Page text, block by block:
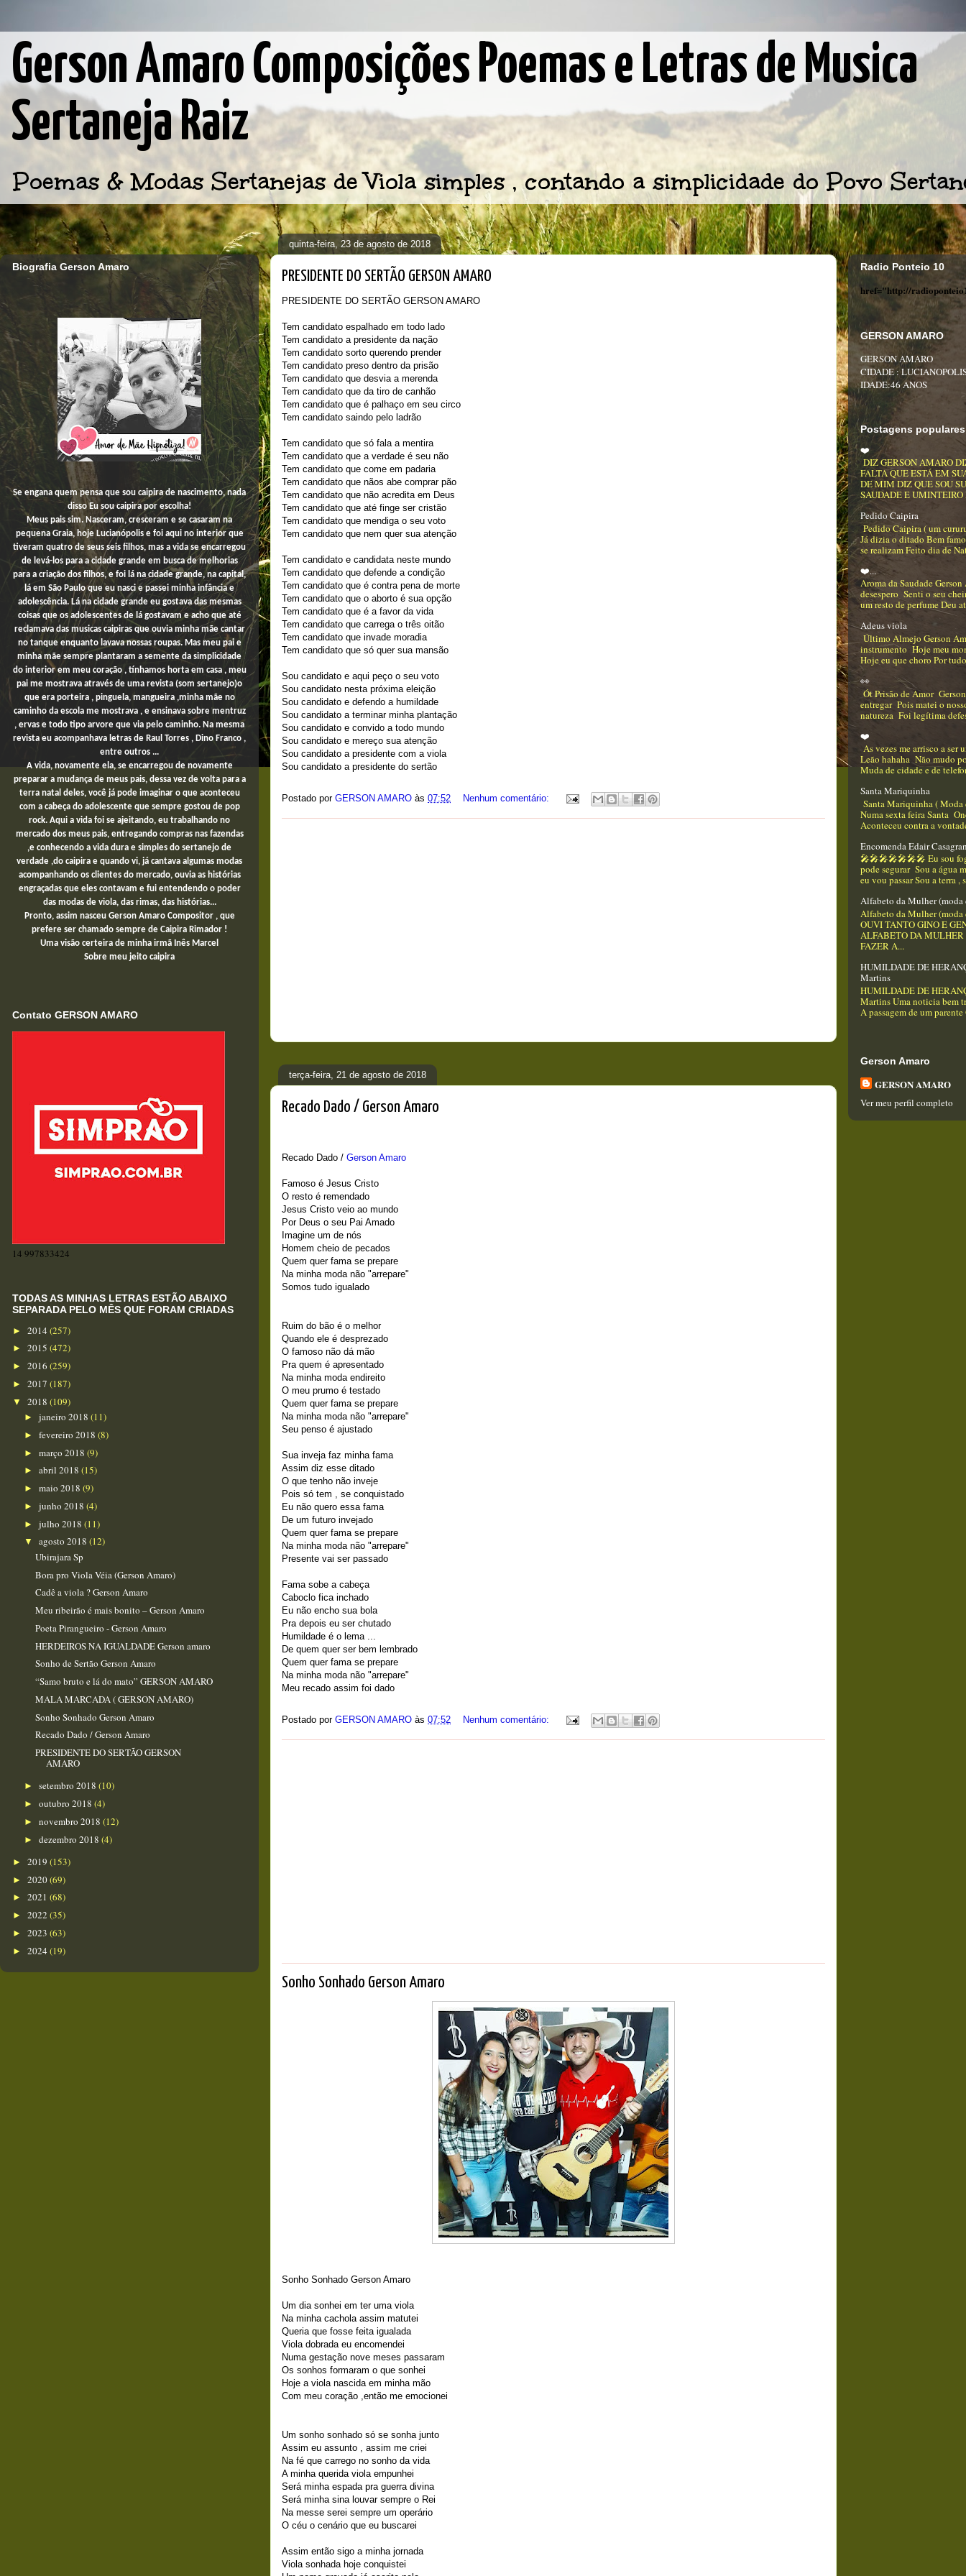
Gerson Amaro Composições Poemas e Letras de Musica
Sertaneja Raiz
Poemas & Modas Sertanejas de Viola simples , contando a simplicidade do Povo
quinta-feira, 23 de agosto de 2018
PRESIDENTE DO SERTÃO GERSON AMARO
PRESIDENTE DO SERTÃO GERSON AMARO
Tem candidato espalhado em todo lado
Tem candidato a presidente da nação
Tem candidato sorto querendo prender
Tem candidato preso dentro da prisão
Tem candidato que desvia a merenda
Tem candidato que da tiro de canhão
Tem candidato que é palhaço em seu circo
Tem candidato saindo pelo ladrão
Tem candidato que só fala a mentira
Tem candidato que a verdade é seu não
Tem candidato que come em padaria
Tem candidato que nãos abe comprar pão
Tem candidato que não acredita em Deus
Tem candidato que até finge ser cristão
Tem candidato que mendiga o seu voto
Tem candidato que nem quer sua atenção
Tem candidato e candidata neste mundo
Tem candidato que defende a condição
Tem candidato que é contra pena de morte
Tem candidato que o aborto é sua opção
Tem candidato que é a favor da vida
Tem candidato que carrega o três oitão
Tem candidato que invade moradia
Tem candidato que só quer sua mansão
Sou candidato e aqui peço o seu voto
Sou candidato nesta próxima eleição
Sou candidato e defendo a humildade
Sou candidato a terminar minha plantação
Sou candidato e convido a todo mundo
Sou candidato e mereço sua atenção
Sou candidato a presidente com a viola
Sou candidato a presidente do sertão
Postado por GERSON AMARO às 07:52 Nenhum comentário:
terça-feira, 21 de agosto de 2018
Recado Dado / Gerson Amaro
Recado Dado / Gerson Amaro
Famoso é Jesus Cristo
O resto é remendado
Jesus Cristo veio ao mundo
Por Deus o seu Pai Amado
Imagine um de nós
Homem cheio de pecados
Quem quer fama se prepare
Na minha moda não "arrepare"
Somos tudo igualado
Ruim do bão é o melhor
Quando ele é desprezado
O famoso não dá mão
Pra quem é apresentado
Na minha moda endireito
O meu prumo é testado
Quem quer fama se prepare
Na minha moda não "arrepare"
Seu penso é ajustado
Sua inveja faz minha fama
Assim diz esse ditado
O que tenho não inveje
Pois só tem , se conquistado
Eu não quero essa fama
De um futuro invejado
Quem quer fama se prepare
Na minha moda não "arrepare"
Presente vai ser passado
Fama sobe a cabeça
Caboclo fica inchado
Eu não encho sua bola
Pra depois eu ser chutado
Humildade é o lema ...
De quem quer ser bem lembrado
Quem quer fama se prepare
Na minha moda não "arrepare"
Meu recado assim foi dado
Postado por GERSON AMARO às 07:52 Nenhum comentário:
Sonho Sonhado Gerson Amaro
Sonho Sonhado Gerson Amaro
Um dia sonhei em ter uma viola
Na minha cachola assim matutei
Queria que fosse feita igualada
Viola dobrada eu encomendei
Numa gestação nove meses passaram
Os sonhos formaram o que sonhei
Hoje a viola nascida em minha mão
Com meu coração ,então me emocionei
Um sonho sonhado só se sonha junto
Assim eu assunto , assim me criei
Na fé que carrego no sonho da vida
A minha querida viola empunhei
Será minha espada pra guerra divina
Será minha sina louvar sempre o Rei
Na messe serei sempre um operário
O céu o cenário que eu buscarei
Assim então sigo a minha jornada
Viola sonhada hoje conquistei
Biografia Gerson Amaro
Se engana quem pensa que sou caipira de nascimento, nada
dissoEu sou caipira por escolha!
Meus pais sim. Nasceram, cresceram e se casaram na
pequena Graia, hoje Lucianópolis e foi aqui no interior que
tiveram quatro de seus seis filhos, mas a vida se encarregou
de levá-los para a cidade grande em busca de melhorias
para a criação dos filhos, e foi lá na cidade grande, na capital,
lá em São Paulo que eu nasci e passei minha infância e
adolescência. Lá na cidade grande eu gostava das mesmas
coisas que os adolescentes de lá gostavam e acho que até
reclamava das musicas caipiras que ouvia minha mãe cantar
no tanque enquanto lavava nossas roupas. Mas meu pai e
minha mãe sempre plantaram a semente da simplicidade
do interior em meu coração , tínhamos horta em casa , meu
pai me mostrava através de uma revista (som sertanejo)o
que era porteira , pinguela, mangueira ,minha mãe no
caminho da escola me mostrava , e ensinava sobre mentruz
, ervas e todo tipo arvore que via pelo caminho. Na mesma
revista eu acompanhava letras de Raul Torres , Dino Franco ,
entre outros ...
A vida, novamente ela, se encarregou de novamente
preparar a mudança de meus pais, dessa vez de volta para a
terra natal deles, você já pode imaginar o que aconteceu
com a cabeça do adolescente que sempre gostou de pop
rock. Aqui a vida foi se ajeitando, eu trabalhando no
mercado dos meus pais, entregando compras nas fazendas
,e conhecendo a vida dura e simples do sertanejo de
verdade ,do caipira e quando vi, já cantava algumas modas
acompanhando os clientes do mercado, ouvia as histórias
engraçadas que eles contavam e fui entendendo o poder
das modas de viola, das rimas, das histórias...
Pronto, assim nasceu Gerson Amaro Compositor , que
prefere ser chamado sempre de Caipira Rimador !
Uma visão certeira de minha irmã Inês Marcel
Sobre meu jeito caipira
Contato GERSON AMARO
14 997833424
TODAS AS MINHAS LETRAS ESTÃO ABAIXO
SEPARADA PELO MÊS QUE FORAM CRIADAS
► 2014 (257)
► 2015 (472)
► 2016 (259)
► 2017 (187)
▼ 2018 (109)
► janeiro 2018 (11)
► fevereiro 2018 (8)
► março 2018 (9)
► abril 2018 (15)
► maio 2018 (9)
► junho 2018 (4)
► julho 2018 (11)
▼ agosto 2018 (12)
Ubirajara Sp
Bora pro Viola Véia (Gerson Amaro)
Cadê a viola ? Gerson Amaro
Meu ribeirão é mais bonito – Gerson Amaro
Poeta Pirangueiro - Gerson Amaro
HERDEIROS NA IGUALDADE Gerson amaro
Sonho de Sertão Gerson Amaro
“Samo bruto e lá do mato” GERSON AMARO
MALA MARCADA ( GERSON AMARO)
Sonho Sonhado Gerson Amaro
Recado Dado / Gerson Amaro
PRESIDENTE DO SERTÃO GERSON
AMARO
► setembro 2018 (10)
► outubro 2018 (4)
► novembro 2018 (12)
► dezembro 2018 (4)
► 2019 (153)
► 2020(69)
► 2021 (68)
► 2022 (35)
► 2023 (63)
► 2024 (19)
Radio Ponteio 10
href="http://
GERSON AMARO
GERSON AMARO
CIDADE :
IDADE:46 ANOS
Postagens populares
❤️
DIZ GERSON AMARO
FALTA QUE ESTÁ EM
DE MIM DIZ QUE SOU
SAUDADE E UMINTEIRO
Pedido Caipira
Pedido Caipira ( um
Já dizia o ditado Bem
se realizam Feito dia de
❤️...
Aroma da Saudade
desespero Senti o seu
um resto de perfume Deu
Adeus viola
Último Almejo Gerson
instrumento Hoje meu
Hoje eu que choro Por
👀
Ót Prisão de Amor
entregar Pois matei o
natureza Foi legítima
❤️
As vezes me arrisco a ser
Leão hahaha Não mudo
Muda de cidade e de
Santa Mariquinha
Santa Mariquinha (
Numa sexta feira Santa
Aconteceu contra a
Encomenda Edair
🎤🎤🎤🎤🎤🎤🎤 Eu sou
pode segurar Sou a água
eu vou passar Sou a terra ,
Alfabeto da Mulher
Alfabeto da Mulher
OUVI TANTO GINO E
ALFABETO DA
FAZER A...
HUMILDADE DE
Martins
HUMILDADE DE
Martins Uma noticia bem
A passagem de um
Gerson Amaro
GERSON AMARO
Ver meu perfil completo